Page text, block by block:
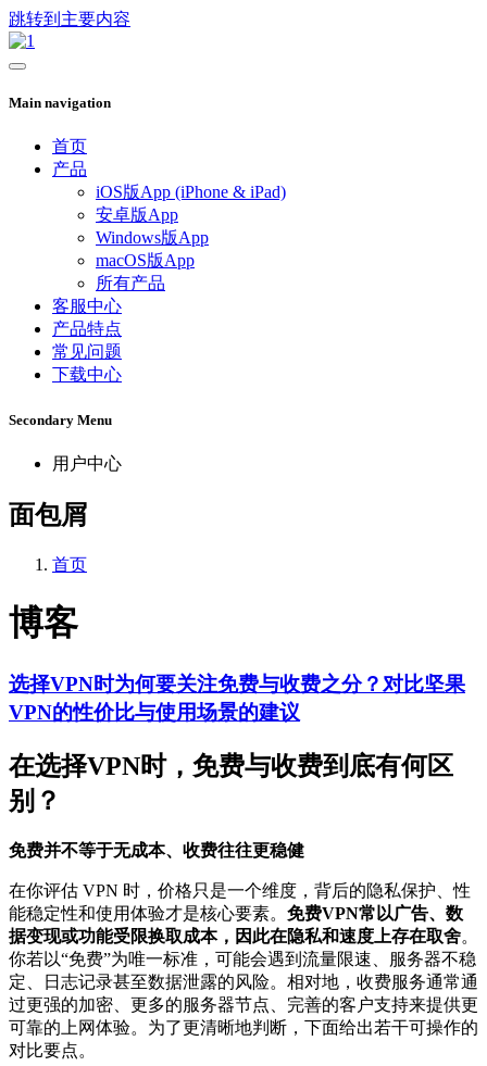
跳转到主要内容
Main navigation
首页
产品
iOS版App (iPhone & iPad)
安卓版App
Windows版App
macOS版App
所有产品
客服中心
产品特点
常见问题
下载中心
Secondary Menu
用户中心
面包屑
首页
博客
选择VPN时为何要关注免费与收费之分？对比坚果
VPN的性价比与使用场景的建议
在选择VPN时，免费与收费到底有何区
别？
免费并不等于无成本、收费往往更稳健
在你评估 VPN 时，价格只是一个维度，背后的隐私保护、性
能稳定性和使用体验才是核心要素。 免费VPN常以广告、数
据变现或功能受限换取成本，因此在隐私和速度上存在取舍。
你若以“免费”为唯一标准，可能会遇到流量限速、服务器不稳
定、日志记录甚至数据泄露的风险。相对地，收费服务通常通
过更强的加密、更多的服务器节点、完善的客户支持来提供更
可靠的上网体验。为了更清晰地判断，下面给出若干可操作的
对比要点。